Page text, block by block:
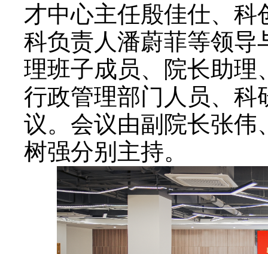
才中心主任殷佳仕、
科负责人潘蔚菲等领导
理班子成员、院长助理
行政管理部门人员、科
议。会议由副院长张伟
树强分别主持。